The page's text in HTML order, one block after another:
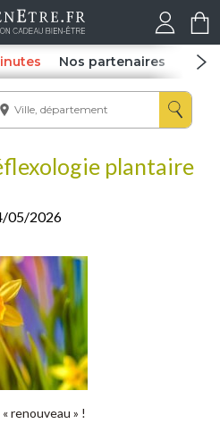
Nos partenaires Spas
plantaire
05/2026
renouveau » !